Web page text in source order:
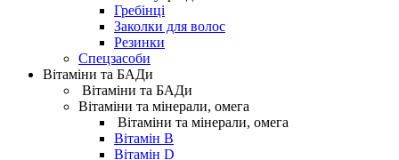
Гребінці
Заколки для волос
Резинки
Спецзасоби
Вітаміни та БАДи
Вітаміни та БАДи
Вітаміни та мінерали, омега
Вітаміни та мінерали, омега
Вітамін B
Вітамін D